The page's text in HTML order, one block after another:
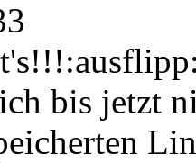
bis jetzt